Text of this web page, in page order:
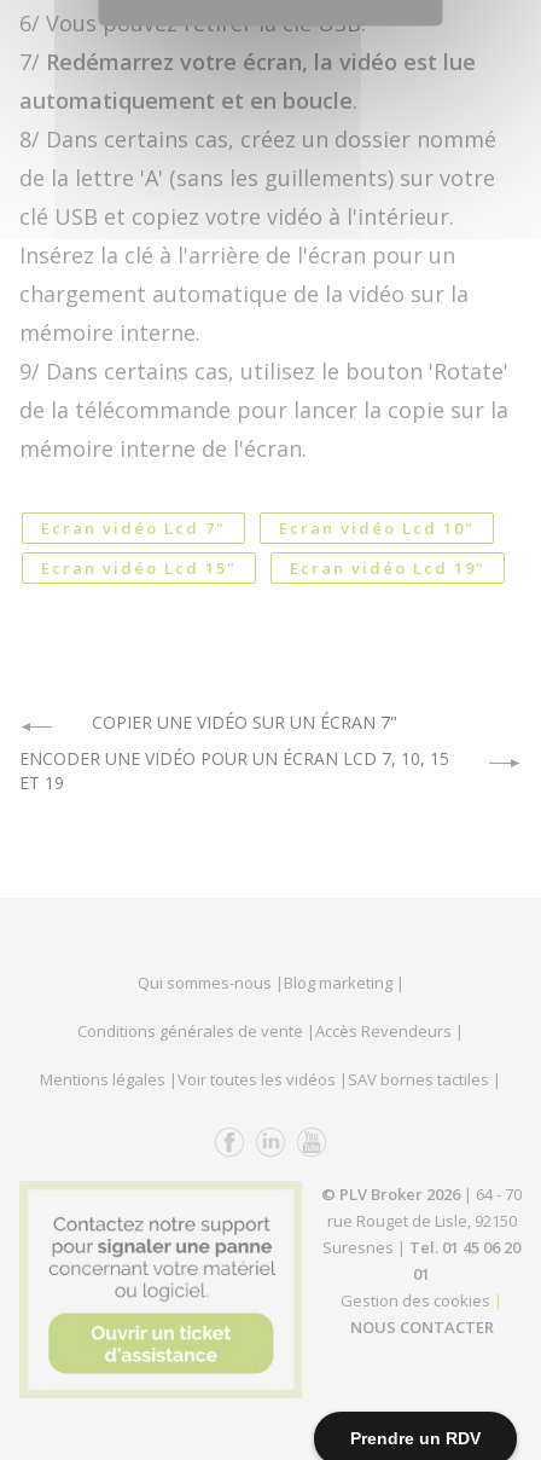
Prendre un RDV
6/ Vous pouvez retirer la clé USB.
7/ Redémarrez votre écran, la vidéo est lue
automatiquement et en boucle.
8/ Dans certains cas, créez un dossier nommé
de la lettre 'A' (sans les guillements) sur votre
clé USB et copiez votre vidéo à l'intérieur.
Insérez la clé à l'arrière de l'écran pour un
chargement automatique de la vidéo sur la
mémoire interne.
9/ Dans certains cas, utilisez le bouton 'Rotate'
de la télécommande pour lancer la copie sur la
mémoire interne de l'écran.
Ecran vidéo Lcd 7"
Ecran vidéo Lcd 10"
Ecran vidéo Lcd 15"
Ecran vidéo Lcd 19"
COPIER UNE VIDÉO SUR UN ÉCRAN 7"
ENCODER UNE VIDÉO POUR UN ÉCRAN LCD 7, 10, 15
ET 19
Qui sommes-nous | Blog marketing |
Conditions générales de vente |Accès Revendeurs |
Mentions légales |Voir toutes les vidéos | SAV bornes tactiles |
© PLV Broker 2026| 64 - 70
rue Rouget de Lisle, 92150
Suresnes | Tel. 01 45 06 20
01
Gestion des cookies |
NOUS CONTACTER